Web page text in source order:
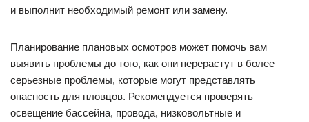
и выполнит необходимый ремонт или замену.
Планирование плановых осмотров может помочь вам
выявить проблемы до того, как они перерастут в более
серьезные проблемы, которые могут представлять
опасность для пловцов. Рекомендуется проверять
освещение бассейна, провода, низковольтные и